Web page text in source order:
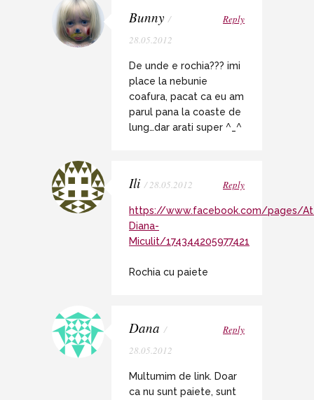
Bunny /
28.05.2012
Reply
De unde e rochia??? imi
place la nebunie
coafura, pacat ca eu am
parul pana la coaste de
lung…dar arati super ^_^
Ili / 28.05.2012 Reply
https://www.facebook.com/pages/
Diana-
Miculit/174344205977421
Rochia cu paiete
Dana /
28.05.2012
Reply
Multumim de link. Doar
ca nu sunt paiete, sunt